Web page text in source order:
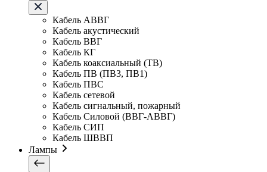
Кабель АВВГ
Кабель акустический
Кабель ВВГ
Кабель КГ
Кабель коаксиальный (ТВ)
Кабель ПВ (ПВ3, ПВ1)
Кабель ПВС
Кабель сетевой
Кабель сигнальный, пожарный
Кабель Силовой (ВВГ-АВВГ)
Кабель СИП
Кабель ШВВП
Лампы